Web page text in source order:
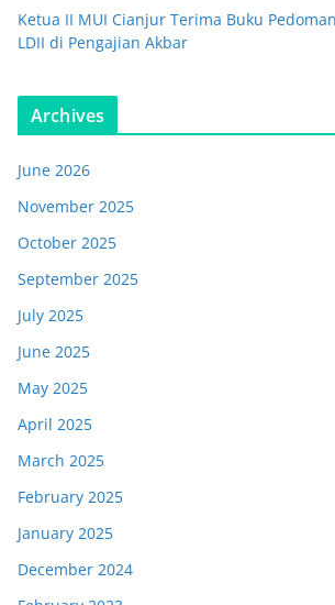
Ketua II MUI Cianjur Terima Buku
LDII di Pengajian Akbar
Archives
June 2026
November 2025
October 2025
September 2025
July 2025
June 2025
May 2025
April 2025
March 2025
February 2025
January 2025
December 2024